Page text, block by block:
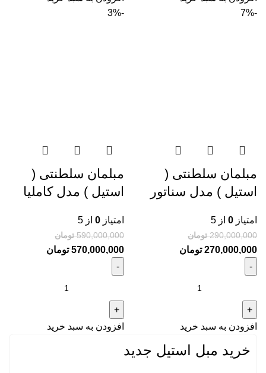
-7%
مبلمان سلطنتی (
استیل ) مدل سناتور
امتیاز 0 از 5
290,000,000 تومان
270,000,000 تومان
افزودن به سبد خرید
-3%
مبلمان سلطنتی (
استیل ) مدل کاملیا
امتیاز 0 از 5
590,000,000 تومان
570,000,000 تومان
افزودن به سبد خرید
خرید مبل استیل جدید